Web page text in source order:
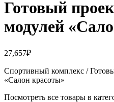
Готовый
модулей
27,657₽
Спортивный комплекс /
«Салон красоты»
Посмотреть все товары в